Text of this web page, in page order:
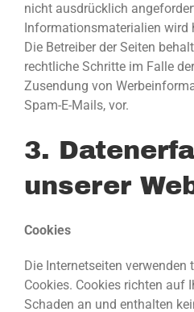
nicht ausdrücklich
Informationsmaterialien wird
Die Betreiber der Seiten
rechtliche Schritte im Falle
Zusendung von
Spam-E-Mails, vor.
3.
unserer
Cookies
Die Internetseiten verwenden
Cookies. Cookies richten auf
Schaden an und enthalten